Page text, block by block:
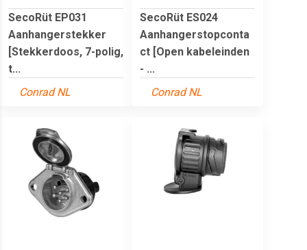
SecoRüt EP031
Aanhangerstekker
[Stekkerdoos, 7-polig,
t...
Conrad NL
SecoRüt ES024
Aanhangerstopconta
ct [Open kabeleinden
- ...
Conrad NL